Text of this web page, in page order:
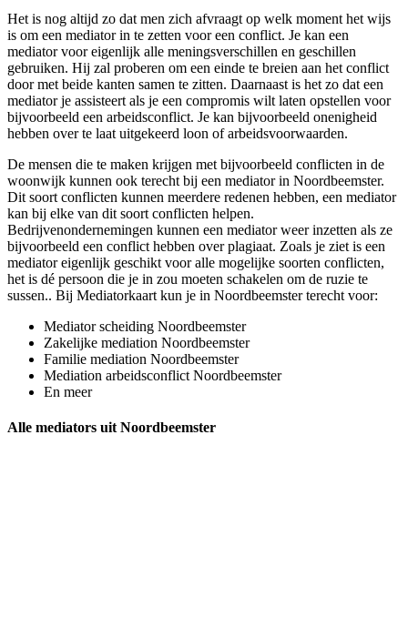
Het is nog altijd zo dat men zich afvraagt op welk moment het wijs
is om een mediator in te zetten voor een conflict. Je kan een
mediator voor eigenlijk alle meningsverschillen en geschillen
gebruiken. Hij zal proberen om een einde te breien aan het conflict
door met beide kanten samen te zitten. Daarnaast is het zo dat een
mediator je assisteert als je een compromis wilt laten opstellen voor
bijvoorbeeld een arbeidsconflict. Je kan bijvoorbeeld onenigheid
hebben over te laat uitgekeerd loon of arbeidsvoorwaarden.
De mensen die te maken krijgen met bijvoorbeeld conflicten in de
woonwijk kunnen ook terecht bij een mediator in Noordbeemster.
Dit soort conflicten kunnen meerdere redenen hebben, een mediator
kan bij elke van dit soort conflicten helpen.
Bedrijvenondernemingen kunnen een mediator weer inzetten als ze
bijvoorbeeld een conflict hebben over plagiaat. Zoals je ziet is een
mediator eigenlijk geschikt voor alle mogelijke soorten conflicten,
het is dé persoon die je in zou moeten schakelen om de ruzie te
sussen.. Bij Mediatorkaart kun je in Noordbeemster terecht voor:
Mediator scheiding Noordbeemster
Zakelijke mediation Noordbeemster
Familie mediation Noordbeemster
Mediation arbeidsconflict Noordbeemster
En meer
Alle mediators uit Noordbeemster